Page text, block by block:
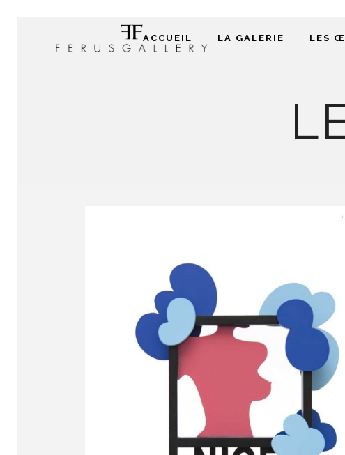
ACCUEIL LA GALERIE LES